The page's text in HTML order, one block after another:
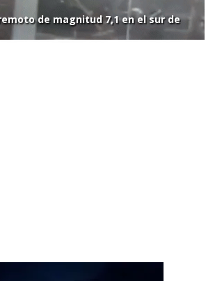
de magnitud 7,1 en el sur de